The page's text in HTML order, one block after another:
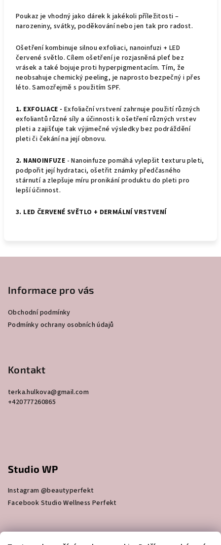
Poukaz je vhodný jako dárek k jakékoli příležitosti –
narozeniny, svátky, poděkování nebo jen tak pro radost.
Ošetření kombinuje silnou exfoliaci, nanoinfuzi + LED
červené světlo. Cílem ošetření je rozjasněná pleť bez
vrásek a také bojuje proti hyperpigmentacím. Tím, že
neobsahuje chemický peeling, je naprosto bezpečný i přes
léto. Samozřejmě s použitím SPF.
1. EXFOLIACE - Exfoliační vrstvení zahrnuje použití různých
exfoliantů různé síly a účinnosti k ošetření různých vrstev
pleti a zajišťuje tak výjimečné výsledky bez podráždění
pleti či čekání na její obnovu.
2. NANOINFUZE - Nanoinfuze pomáhá vylepšit texturu pleti,
podpořit její hydrataci, ošetřit známky předčasného
stárnutí a zlepšuje míru pronikání produktu do pleti pro
lepší účinnost.
3. LED ČERVENÉ SVĚTLO + DERMÁLNÍ VRSTVENÍ
Informace pro vás
Obchodní podmínky
Podmínky ochrany osobních údajů
Kontakt
terka.hulkova@gmail.com
+420777260865
Studio WP
Instagram @beautyperfekt
Facebook Studio Wellness Perfekt